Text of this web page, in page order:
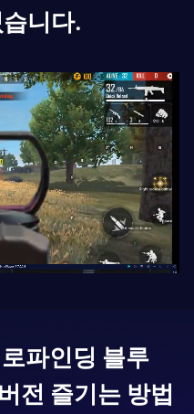
니다.
파인딩 블루
전 즐기는 방법